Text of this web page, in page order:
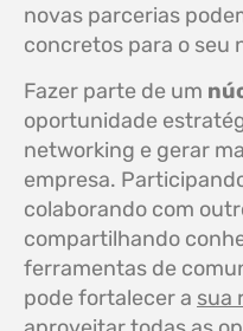
novas parcerias
concretos para o seu
Fazer parte de um
oportunidade
networking e gerar
empresa.
colaborando com
compartilhando
ferramentas de
pode fortalecer a sua